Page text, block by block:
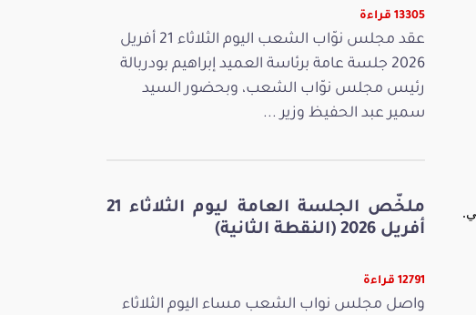
13305 قراءة
عقد مجلس نوّاب الشعب اليوم الثلاثاء 21 أفريل
2026 جلسة عامة برئاسة العميد إبراهيم بودربالة
رئيس مجلس نوّاب الشعب، وبحضور السيد
سمير عبد الحفيظ وزير ...
ملخّص الجلسة العامة ليوم الثلاثاء 21
أفريل 2026 (النقطة الثانية)
12791 قراءة
واصل مجلس نواب الشعب مساء اليوم الثلاثاء